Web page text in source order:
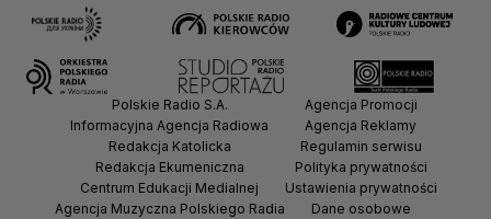
Polskie Radio S.A.
Informacyjna Agencja Radiowa
Redakcja Katolicka
Redakcja Ekumeniczna
Centrum Edukacji Medialnej
Agencja Muzyczna Polskiego Radia
Agencja Promocji
Agencja Reklamy
Regulamin serwisu
Polityka prywatności
Ustawienia prywatności
Dane osobowe